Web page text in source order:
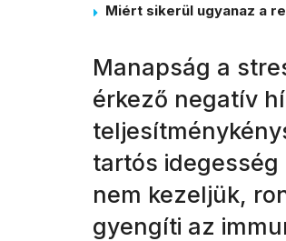
Miért sikerül ugyanaz a
Manapság a
érkező negatív
tartós
nem kezeljük,
gyengíti az